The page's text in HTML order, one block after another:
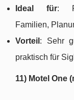
Ideal für:
Familien,
Vorteil : Sehr
praktisch für
11) Motel One